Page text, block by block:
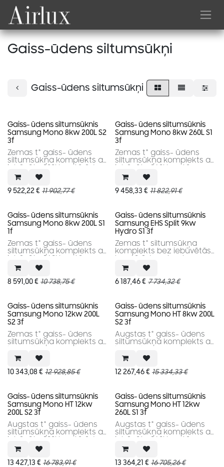
Skip to Content
Gaiss-ūdens siltumsūkņi
Gaiss-ūdens siltumsūkņi
Gaiss- ūdens siltumsūknis
Samsung Mono 8kw 200L S2
3f
Zemas t° gaiss- ūdens
siltumsūkņa komplekts ar
iebūvētu 200l karstā ūdens
tvertni.
9 522,22€ 11 902,77€
Gaiss- ūdens siltumsūknis
Samsung Mono 8kw 260L S1
3f
Zemas t° gaiss- ūdens
siltumsūkņa komplekts ar
iebūvētu 260l karstā
ūdens tvertni.
9 458,33 € 11 822,91€
Gaiss- ūdens siltumsūknis
Samsung Mono 8kw 200L S1
1f
Zemas t° gaiss- ūdens
siltumsūkņa komplekts ar
iebūvētu 260l karstā
ūdens tvertni.
8 591,00€ 10 738,75€
Gaiss- ūdens siltumsūknis
Samsung EHS Split 9kw
Hydro S1 3f
Zemas t° siltumsūkņa
komplekts bez iebūvētās
karstā ūdens tvertnes.
6 187,46€ 7 734,32€
Gaiss- ūdens siltumsūknis
Samsung Mono 12kw 200L
S2 3f
Zemas t° gaiss- ūdens
siltumsūkņa komplekts ar
tvertni.
10 343,08 € 12 928,85€
Gaiss- ūdens siltumsūknis
Samsung Mono HT 8kw 200L
S2 3f
Augstas t° gaiss- ūdens
siltumsūkņa komplekts ar
tvertni.
12 267,46€ 15 334,33€
Gaiss- ūdens siltumsūknis
Samsung Mono HT 12kw
200L S2 3f
Augstas t° gaiss- ūdens
siltumsūkņa komplekts ar
iebūvētu 200l karstā ūdens
tvertni.
13 427,13 € 16 783,91€
Gaiss- ūdens siltumsūknis
Samsung Mono HT 12kw
260L S1 3f
Augstas t° gaiss- ūdens
siltumsūkņa komplekts ar
iebūvētu 260l karstā
ūdens tvertni.
13 364,21 € 16 705,26€